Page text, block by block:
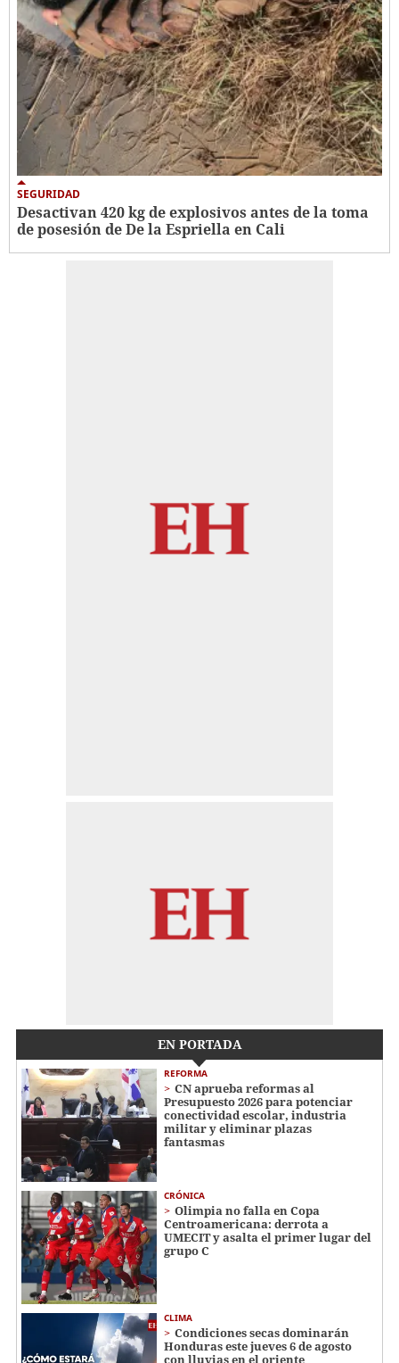
SEGURIDAD
Desactivan 420 kg de explosivos antes de la toma
de posesión de De la Espriella en Cali
EN PORTADA
REFORMA
CN aprueba reformas al
Presupuesto 2026 para potenciar
conectividad escolar, industria
militar y eliminar plazas
fantasmas
CRÓNICA
Olimpia no falla en Copa
Centroamericana: derrota a
UMECIT y asalta el primer lugar del
grupo C
CLIMA
Condiciones secas dominarán
Honduras este jueves 6 de agosto
con lluvias en el oriente